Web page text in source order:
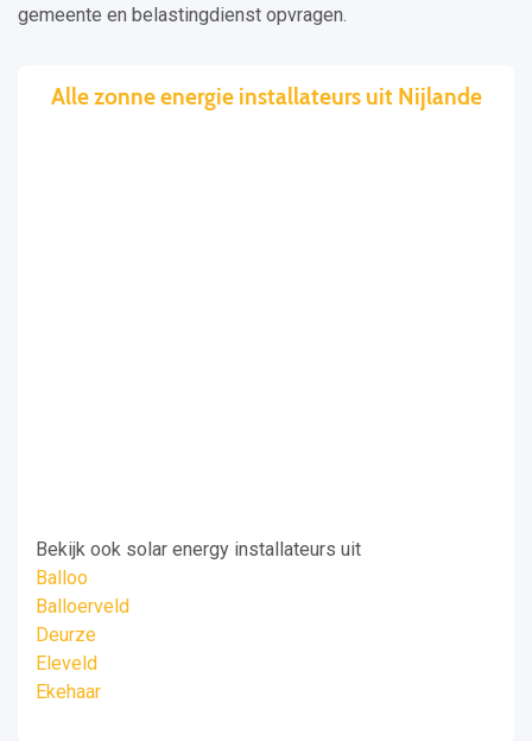
gemeente en belastingdienst opvragen.
Alle zonne energie installateurs uit Nijlande
Bekijk ook solar energy installateurs uit
Balloo
Balloerveld
Deurze
Eleveld
Ekehaar